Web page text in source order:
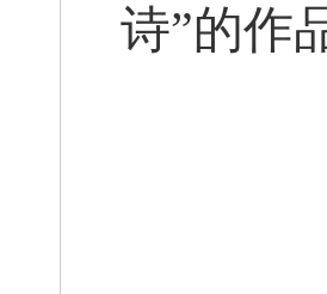
诗”的作